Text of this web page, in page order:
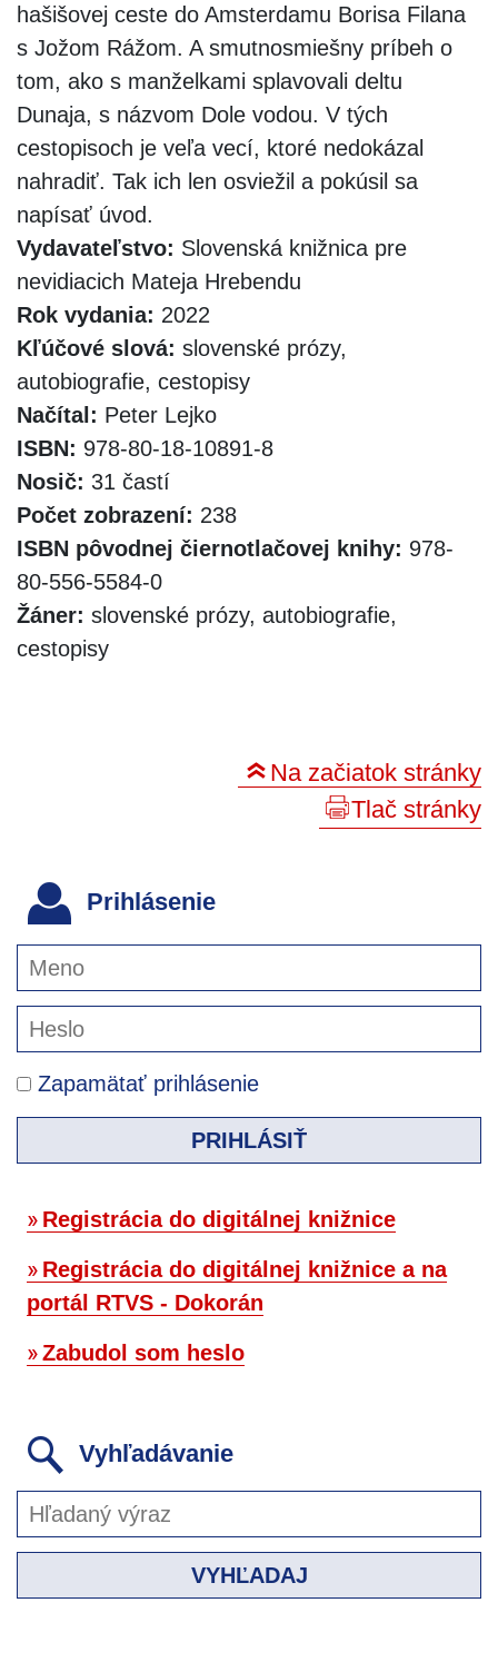
hašišovej ceste do Amsterdamu Borisa Filana
s Jožom Rážom. A smutnosmiešny príbeh o
tom, ako s manželkami splavovali deltu
Dunaja, s názvom Dole vodou. V tých
cestopisoch je veľa vecí, ktoré nedokázal
nahradiť. Tak ich len osviežil a pokúsil sa
napísať úvod.
Vydavateľstvo: Slovenská knižnica pre
nevidiacich Mateja Hrebendu
Rok vydania: 2022
Kľúčové slová: slovenské prózy,
autobiografie, cestopisy
Načítal: Peter Lejko
ISBN: 978-80-18-10891-8
Nosič: 31 častí
Počet zobrazení: 238
ISBN pôvodnej čiernotlačovej knihy: 978-
80-556-5584-0
Žáner: slovenské prózy, autobiografie,
cestopisy
Na začiatok stránky
Tlač stránky
Prihlásenie
Zapamätať prihlásenie
PRIHLÁSIŤ
Registrácia do digitálnej knižnice
Registrácia do digitálnej knižnice a na
portál RTVS - Dokorán
Zabudol som heslo
Vyhľadávanie
VYHĽADAJ